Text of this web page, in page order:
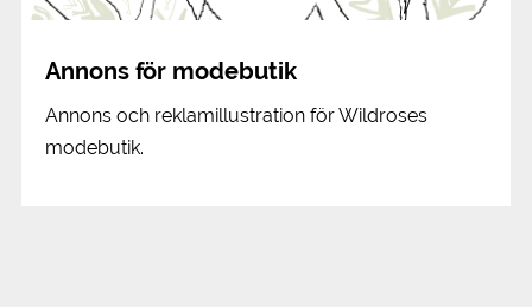
Annons för modebutik
Annons och reklamillustration för Wildroses
modebutik.